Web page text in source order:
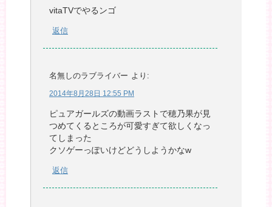
vitaTVでやるンゴ
返信
名無しのラブライバー より:
2014年8月28日 12:55 PM
ピュアガールズの動画ラストで穂乃果が見
つめてくるところが可愛すぎて欲しくなっ
てしまった
クソゲーっぽいけどどうしようかなw
返信